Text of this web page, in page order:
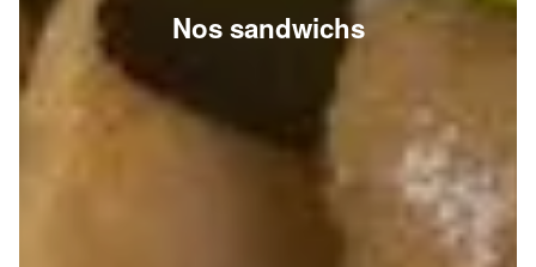
Nos sandwichs